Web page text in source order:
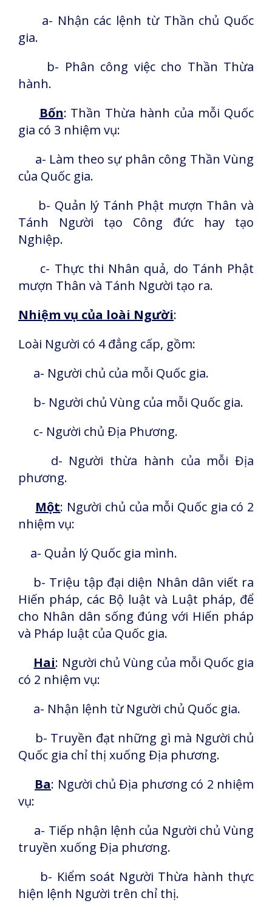
a- Nhận các lệnh từ Thần chủ Quốc
gia.
b- Phân công việc cho Thần Thừa
hành.
Bốn: Thần Thừa hành của mỗi Quốc
gia có 3 nhiệm vụ:
a- Làm theo sự phân công Thần Vùng
của Quốc gia.
b- Quản lý Tánh Phật mượn Thân và
Tánh Người tạo Công đức hay tạo
Nghiệp.
c- Thực thi Nhân quả, do Tánh Phật
mượn Thân và Tánh Người tạo ra.
Nhiệm vụ của loài Người:
Loài Người có 4 đẳng cấp, gồm:
a- Người chủ của mỗi Quốc gia.
b- Người chủ Vùng của mỗi Quốc gia.
c- Người chủ Địa Phương.
d- Người thừa hành của mỗi Địa
phương.
Một: Người chủ của mỗi Quốc gia có 2
nhiệm vụ:
a- Quản lý Quốc gia mình.
b- Triệu tập đại diện Nhân dân viết ra
Hiến pháp, các Bộ luật và Luật pháp, để
cho Nhân dân sống đúng với Hiến pháp
và Pháp luật của Quốc gia.
Hai: Người chủ Vùng của mỗi Quốc gia
có 2 nhiệm vụ:
a- Nhận lệnh từ Người chủ Quốc gia.
b- Truyền đạt những gì mà Người chủ
Quốc gia chỉ thị xuống Địa phương.
Ba: Người chủ Địa phương có 2 nhiệm
vụ:
a- Tiếp nhận lệnh của Người chủ Vùng
truyền xuống Địa phương.
b- Kiểm soát Người Thừa hành thực
hiện lệnh Người trên chỉ thị.